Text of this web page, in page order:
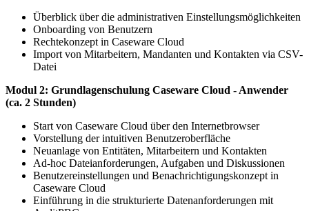
Überblick über die administrativen Einstellungsmöglichkeiten
Onboarding von Benutzern
Rechtekonzept in Caseware Cloud
Import von Mitarbeitern, Mandanten und Kontakten via CSV-
Datei
Modul 2: Grundlagenschulung Caseware Cloud - Anwender
(ca. 2 Stunden)
Start von Caseware Cloud über den Internetbrowser
Vorstellung der intuitiven Benutzeroberfläche
Neuanlage von Entitäten, Mitarbeitern und Kontakten
Ad-hoc Dateianforderungen, Aufgaben und Diskussionen
Benutzereinstellungen und Benachrichtigungskonzept in
Caseware Cloud
Einführung in die strukturierte Datenanforderungen mit